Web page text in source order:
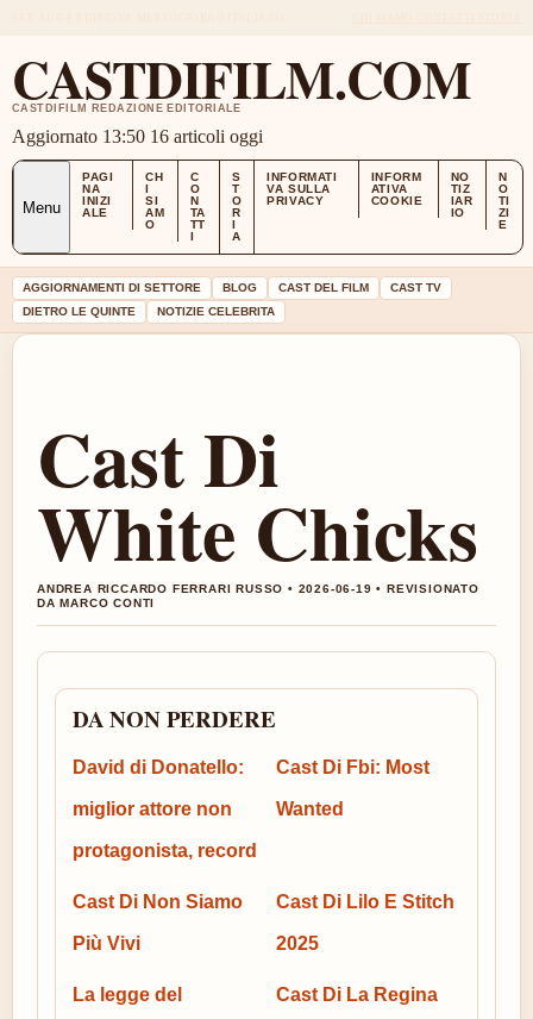
CASTDIFILM.COM
CASTDIFILM REDAZIONE EDITORIALE
Aggiornato 13:50 16 articoli oggi
Menu
PAGI
NA
INIZI
ALE
CH
I
SI
AM
O
C
O
N
TA
TT
I
S
T
O
R
I
A
INFORMATI
VA SULLA
PRIVACY
INFORM
ATIVA
COOKIE
NO
TIZ
IAR
IO
N
O
TI
ZI
E
AGGIORNAMENTI DI SETTORE BLOG CAST DEL FILM
CAST TV
DIETRO LE QUINTE
NOTIZIE CELEBRITA
Cast Di
White Chicks
ANDREA RICCARDO FERRARI RUSSO • 2026-06-19 • REVISIONATO
DA MARCO CONTI
DA NON PERDERE
David di Donatello:
miglior attore non
protagonista, record
Cast Di Fbi: Most
Wanted
Cast Di Non Siamo
Più Vivi
Cast Di Lilo E Stitch
2025
La legge del Cast Di La Regina